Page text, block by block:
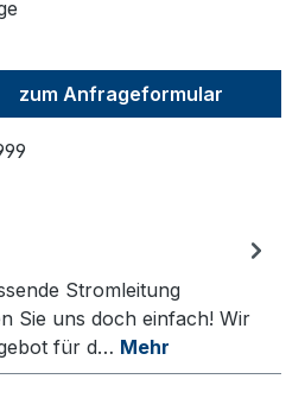
Anzahl: Gib den
zum Anfrageformular
Stromleitung
Sie uns doch einfach! Wir
für d… Mehr